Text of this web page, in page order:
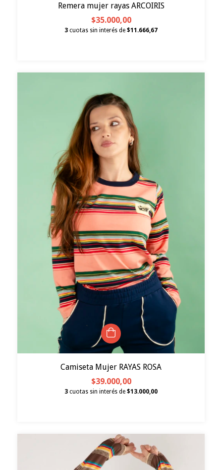
Remera mujer rayas ARCOIRIS
$35.000,00
3 cuotas sin interés de $11.666,67
Camiseta Mujer RAYAS ROSA
$39.000,00
3 cuotas sin interés de $13.000,00